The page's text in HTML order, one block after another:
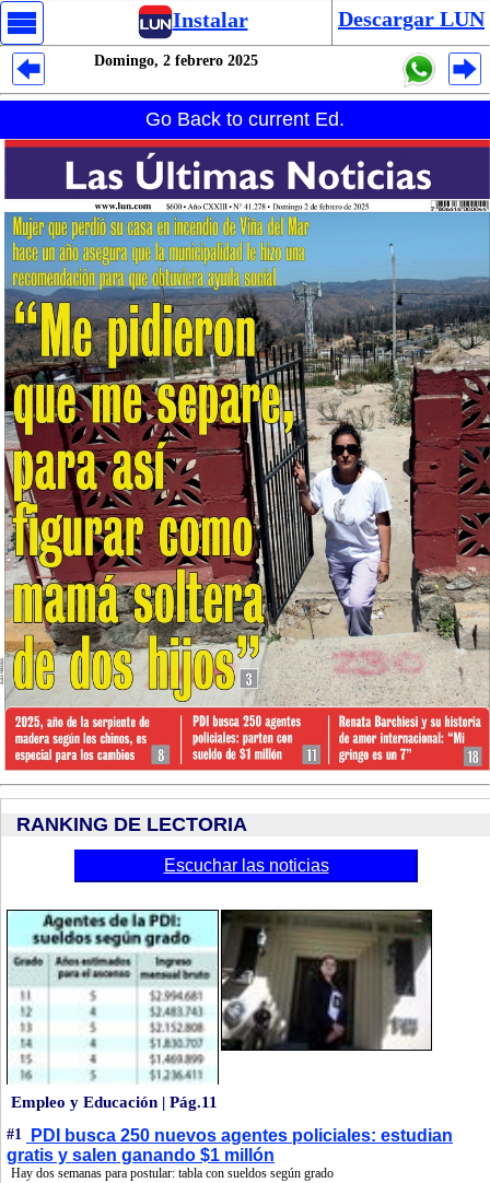
Instalar Descargar LUN
Domingo, 2 febrero 2025
Go Back to current Ed.
RANKING DE LECTORIA
Escuchar las noticias
Empleo y Educación | Pág.11
#1
PDI busca 250 nuevos agentes policiales: estudian
gratis y salen ganando $1 millón
Hay dos semanas para postular: tabla con sueldos según grado
Despliegues Analytics
Despliegues Totales
Despliegues por Rubros